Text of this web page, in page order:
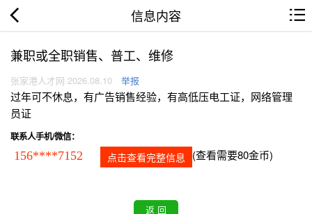
信息内容
兼职或全职销售、普工、维修
张家港人才网 2026.08.10 举报
过年可不休息，有广告销售经验，有高低压电工证，网络管理
员证
联系人手机/微信：
156****7152 点击查看完整信息 (查看需要80金币)